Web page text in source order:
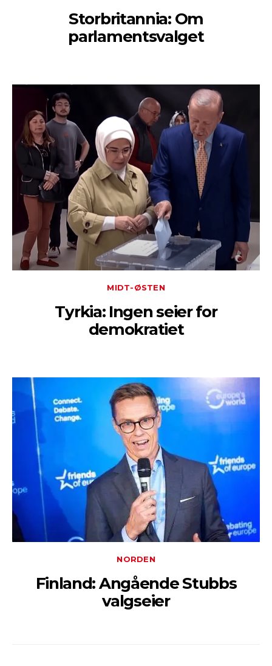
Storbritannia: Om
parlamentsvalget
MIDT-ØSTEN
Tyrkia: Ingen seier for
demokratiet
NORDEN
Finland: Angående Stubbs
valgseier